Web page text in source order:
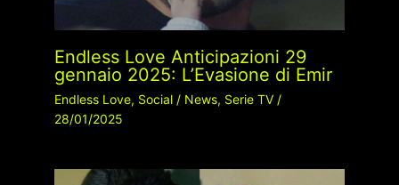
Endless Love Anticipazioni 29
gennaio 2025: L’Evasione di Emir
Endless Love, Social/ News, Serie TV/
28/01/2025